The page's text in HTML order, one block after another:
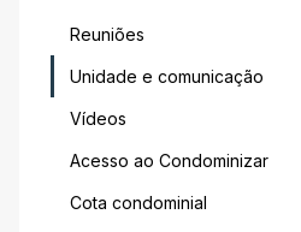
Reuniões
Unidade e comunicação
Vídeos
Acesso ao Condominizar
Cota condominial